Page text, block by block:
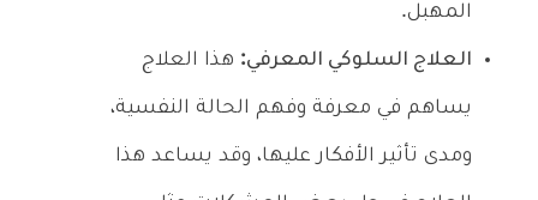
المهبل.
العلاج السلوكي المعرفي: هذا العلاج
يساهم في معرفة وفهم الحالة النفسية،
ومدى تأثير الأفكار عليها، وقد يساعد هذا